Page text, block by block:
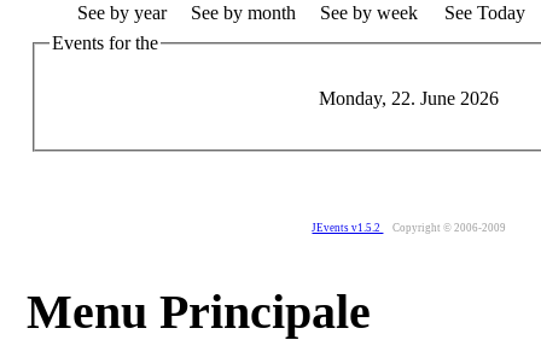
See by year See by month See by week
See Today
Events for the
Monday, 22. June 2026
JEvents v1.5.2 Copyright © 2006-2009
Menu Principale